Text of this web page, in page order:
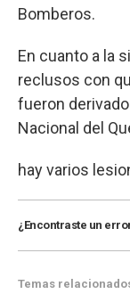
Bomberos.
En cuanto a la
reclusos con
fueron
Nacional del
hay varios
¿Encontraste un
Temas